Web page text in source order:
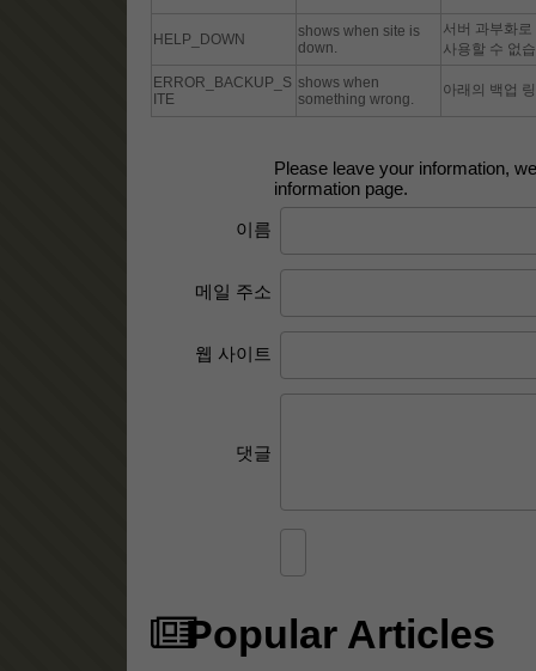
HELP_DOWN
shows when site is
down.
서버 과부화
사용할 수 없
ERROR_BACKUP_S
ITE
shows when
something wrong.
아래의 백업
Please leave your information,
information page.
이름
메일 주소
웹 사이트
댓글
Popular Articles